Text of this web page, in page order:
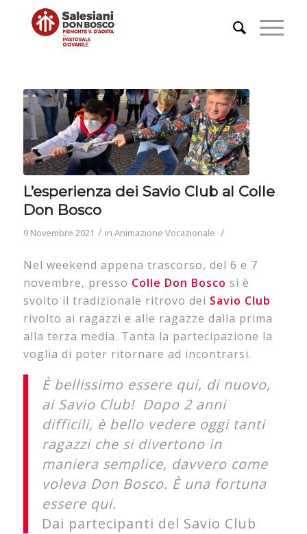
L’esperienza dei Savio Club al Colle
Don Bosco
9 Novembre 2021 / in Animazione Vocazionale /
Nel weekend appena trascorso, del 6 e 7
novembre, presso Colle Don Bosco si è
svolto il tradizionale ritrovo dei Savio Club
rivolto ai ragazzi e alle ragazze dalla prima
alla terza media. Tanta la partecipazione la
voglia di poter ritornare ad incontrarsi.
È bellissimo essere qui, di nuovo,
ai Savio Club! Dopo 2 anni
difficili, è bello vedere oggi tanti
ragazzi che si divertono in
maniera semplice, davvero come
voleva Don Bosco. È una fortuna
essere qui.
Dai partecipanti del Savio Club